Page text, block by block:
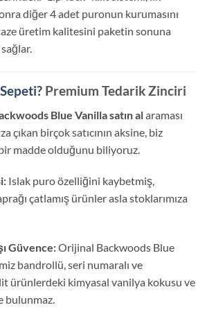
diğer 4 adet puronun kurumasını
üretim kalitesini paketin sonuna
Premium Tedarik Zinciri
Blue Vanilla satın alaraması
çıkan birçok satıcının aksine, biz
madde olduğunu biliyoruz.
Islak puro özelliğini kaybetmiş,
çatlamış ürünler asla stoklarımıza
Güvence:Orijinal Backwoods Blue
bandrollü, seri numaralı ve
ürünlerdeki kimyasal vanilya kokusu ve
bulunmaz.